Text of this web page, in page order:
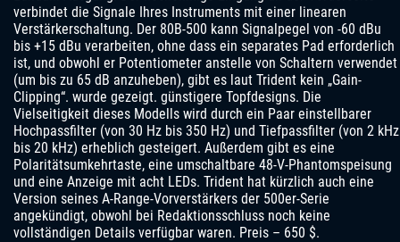
verbindet die Signale Ihres Instruments mit einer linearen
Verstärkerschaltung. Der 80B-500 kann Signalpegel von -60 dBu
bis +15 dBu verarbeiten, ohne dass ein separates Pad erforderlich
ist, und obwohl er Potentiometer anstelle von Schaltern verwendet
(um bis zu 65 dB anzuheben), gibt es laut Trident kein „Gain-
Clipping“. wurde gezeigt. günstigere Topfdesigns. Die
Vielseitigkeit dieses Modells wird durch ein Paar einstellbarer
Hochpassfilter (von 30 Hz bis 350 Hz) und Tiefpassfilter (von 2 kHz
bis 20 kHz) erheblich gesteigert. Außerdem gibt es eine
Polaritätsumkehrtaste, eine umschaltbare 48-V-Phantomspeisung
und eine Anzeige mit acht LEDs. Trident hat kürzlich auch eine
Version seines A-Range-Vorverstärkers der 500er-Serie
angekündigt, obwohl bei Redaktionsschluss noch keine
vollständigen Details verfügbar waren. Preis – 650 $.